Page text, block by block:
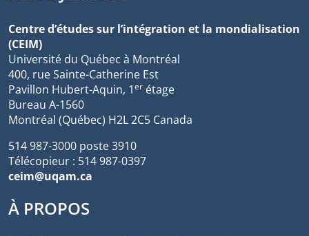
Centre d’études sur l’intégration et la mondialisation
(CEIM)
Université du Québec à Montréal
400, rue Sainte-Catherine Est
Pavillon Hubert-Aquin, 1er étage
Bureau A-1560
Montréal (Québec) H2L 2C5 Canada
514 987-3000 poste 3910
Télécopieur : 514 987-0397
ceim@uqam.ca
À PROPOS